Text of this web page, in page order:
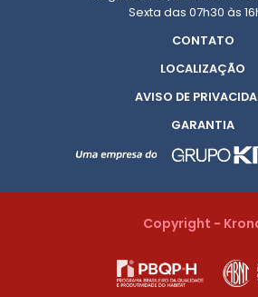
Sexta das 07h30 às
CONTATO
LOCALIZAÇÃO
AVISO DE
GARANTIA
Copyright -